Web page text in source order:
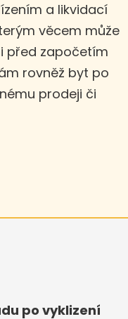
a likvidací
věcem může
před započetím
rovněž byt po
prodeji či
po vyklizení